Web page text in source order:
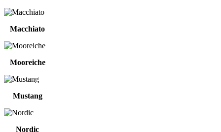
Macchiato
Mooreiche
Mustang
Nordic